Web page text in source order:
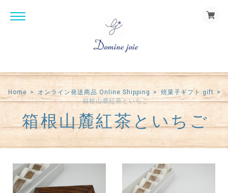
Home オンライン発送商品 Online Shipping
焼菓子ギフト gift
箱根山麓紅茶といちご
箱根山麓紅茶といちご